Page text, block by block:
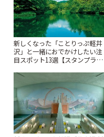
新しくなった「ことりっぷ軽井
沢」と一緒におでかけしたい注
目スポット13選【スタンプラリ